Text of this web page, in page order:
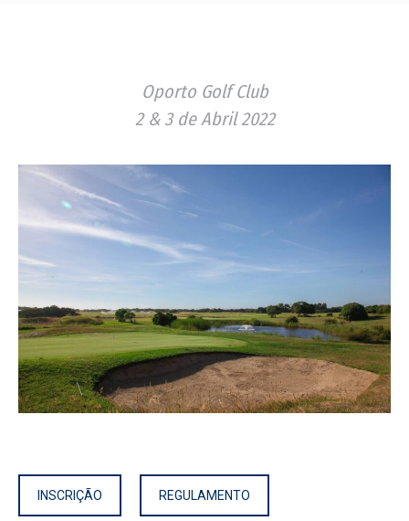
Oporto Golf Club
2 & 3 de Abril 2022
INSCRIÇÃO REGULAMENTO